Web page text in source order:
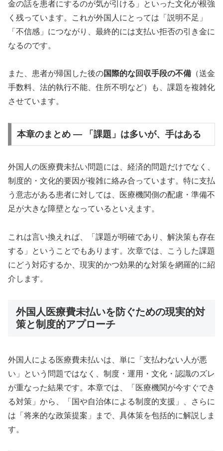
金の話を患者にするのが気が引ける」といった文化が根強
く残っています。これが外国人にとっては「説明不足」
「不信感」につながり、最終的には支払い拒否の引き金に
なるのです。
また、患者が帰国した後の国際的な回収手段の不備 （送金
手数料、法的執行不能、住所不明など）も、課題を複雑化
させています。
本章のまとめ ― 「課題」は多いが、手はある
外国人の医療費未払い問題には、経済的問題だけでなく、
制度的・文化的要因が複雑に絡み合っています。特に支払
う意志がある患者に対しては、医療機関側の配慮・準備不
足が大きな障壁となっているといえます。
これは言い換えれば、「課題が明確であり、解決策も存在
する」ということでもあります。次章では、こうした課題
にどう対応するか、現実的かつ効果的な対策を網羅的に紹
介します。
外国人医療費未払いを防ぐための現実的対
策と制度的アプローチ
外国人による医療費未払いは、単に「支払わない人が悪
い」という問題ではなく、制度・運用・文化・認識のズレ
が重なった結果です。本章では、「医療機関が今すぐでき
る対策」から、「国や自治体による制度的支援」、さらに
は「将来的な政策提案」まで、具体策を包括的に解説しま
す。